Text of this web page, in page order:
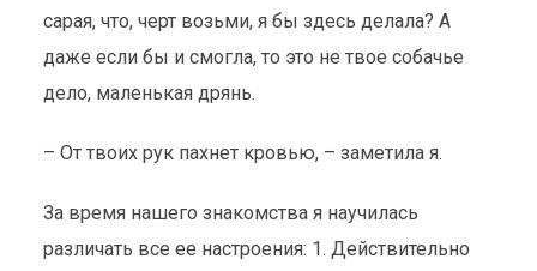
сарая, что, черт возьми, я бы здесь делала? А
даже если бы и смогла, то это не твое собачье
дело, маленькая дрянь.
– От твоих рук пахнет кровью, – заметила я.
За время нашего знакомства я научилась
различать все ее настроения: 1. Действительно